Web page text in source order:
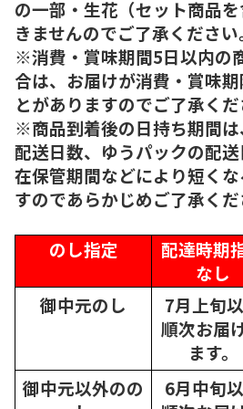
の一部・生花（セット商品
きませんのでご了承ください
※消費・賞味期間5日以内の
合は、お届けが消費・賞味
とがありますのでご了承くだ
※商品到着後の日持ち期間
配送日数、ゆうパックの配
在保管期間などにより短く
すのであらかじめご了承くだ
のし指定
配達時期
なし
御中元のし
7月上旬
順次お届
ます。
御中元以外のの
6月中旬